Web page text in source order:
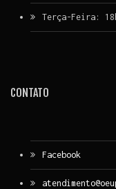
Terça-Feira:
CONTATO
Facebook